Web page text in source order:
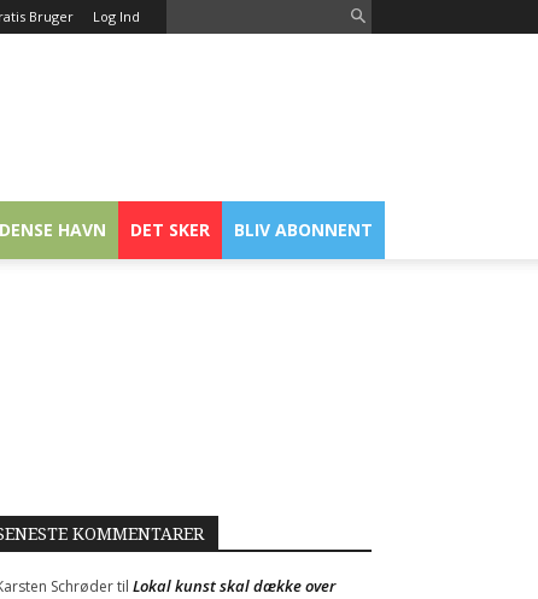
Bruger Log Ind
HAVN DET SKER BLIV ABONNENT
KOMMENTARER
Schrødertil Lokal kunst skal dække over